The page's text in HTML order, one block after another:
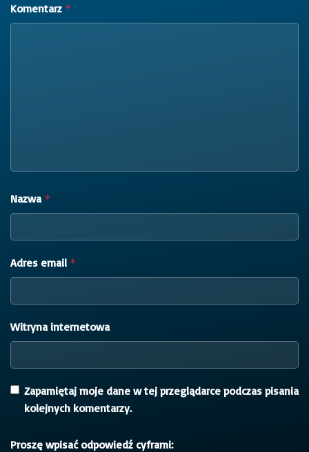
Komentarz *
Nazwa *
Adres email *
Witryna internetowa
Zapamiętaj moje dane w tej przeglądarce podczas pisania
kolejnych komentarzy.
Proszę wpisać odpowiedź cyframi: